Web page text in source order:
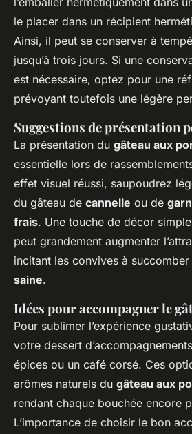
le placer dans un récipient
Ainsi, il peut se conserver à
jusqu’à trois jours. Si une
est nécessaire, optez pour une
prévoyant toutefois une légère
Suggestions de présentation
La présentation du gâteau aux
essentielle lors de
effet visuel réussi, saupoudrez
du gâteau de cannelle ou de
frais. Une touche de décor
peut grandement augmenter
incitant les convives à
saine.
Idées pour accompagner le
Pour sublimer l’expérience
votre dessert
épices ou un café corsé. Ces
arômes naturels du gâteau aux
rendant chaque bouchée encore
L’importance de choisir le bon